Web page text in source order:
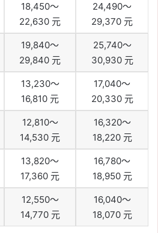
18,450～
22,630 元
24,490～
29,370 元
19,840～
29,840 元
25,740～
30,930 元
13,230～
16,810 元
17,040～
20,330 元
12,810～
14,530 元
16,320～
18,220 元
13,820～
17,360 元
16,780～
18,950 元
12,550～
14,770 元
16,040～
18,070 元